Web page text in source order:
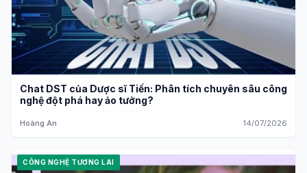
Chat DST của Dược sĩ Tiến: Phân tích chuyên sâu công
nghệ đột phá hay ảo tưởng?
Hoàng An 14/07/2026
CÔNG NGHỆ TƯƠNG LAI